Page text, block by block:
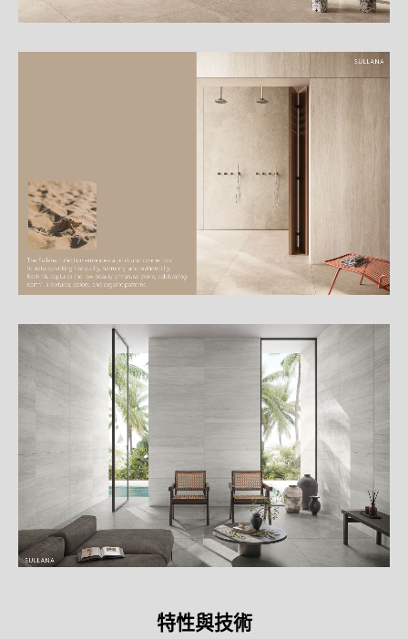
特性與技術